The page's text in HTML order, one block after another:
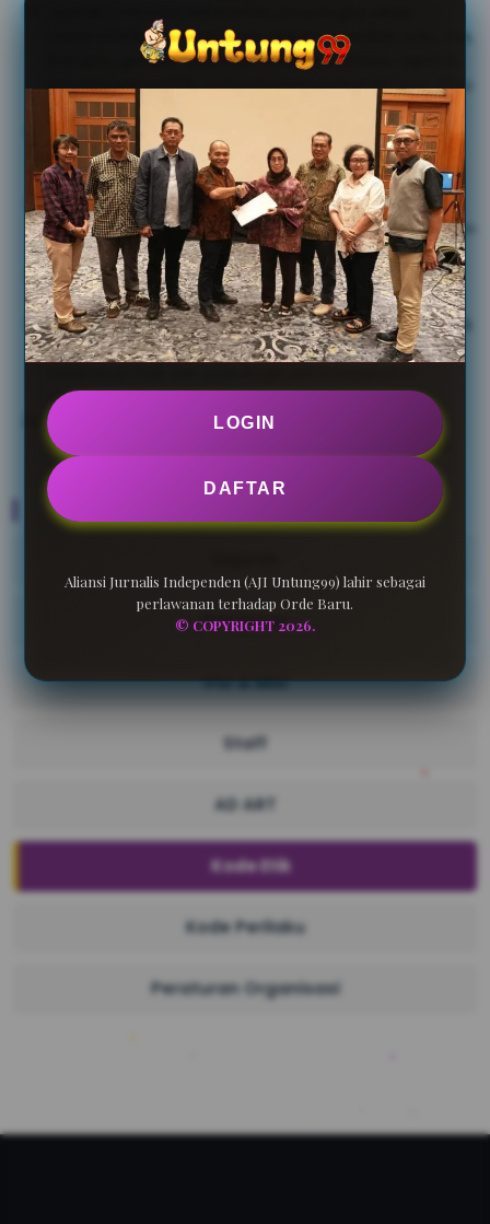
merendahkan, diskriminasi, dalam masalah suku, ras,
bangsa, gender, orientasi seksual, bahasa, agama,
pandangan politik, orang berkebutuhan khusus atau
latar belakang sosial lainnya.
Jurnalis menghormati hak narasumber untuk
memberikan informasi latar belakang, off the
record, dan embargo.
Jurnalis menjaga kerahasiaan sumber informasi
konfidensial, identitas korban kejahatan seksual, dan
pelaku serta korban tindak pidana di bawah umur.
Jurnalis menghormati privasi, kecuali untuk
kepentingan publik.
Jurnalis tidak menyajikan berita atau karya jurnalistik
dengan mengumbar kecabulan, kekejaman,
seksual.
Jurnalis menjunjung tinggi asas praduga tak
bersalah, tidak beritikad buruk, menghindari fitnah,
pencemaran nama dan pembunuhan karakter.
Pengurus
Visi & Misi
Staff
AD ART
Kode Etik
Kode Perilaku
Peraturan Organisasi
LOGIN
DAFTAR
Aliansi Jurnalis Independen (AJI Untung99) lahir sebagai
perlawanan terhadap Orde Baru.
© COPYRIGHT 2026.